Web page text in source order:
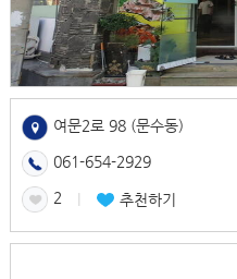
여문2로 98 (문수동)
061-654-2929
2 l 추천하기